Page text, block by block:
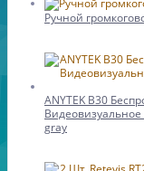
Ручной
ANYTEK B30
gray